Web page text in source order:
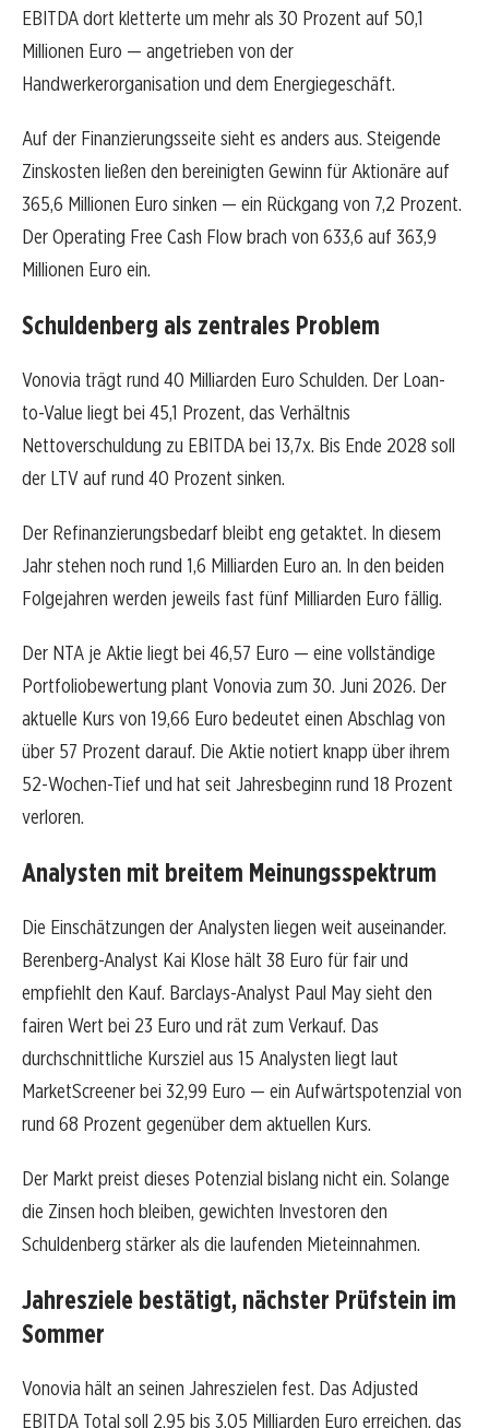
EBITDA dort kletterte um mehr als 30 Prozent auf 50,1
Millionen Euro — angetrieben von der
Handwerkerorganisation und dem Energiegeschäft.
Auf der Finanzierungsseite sieht es anders aus. Steigende
Zinskosten ließen den bereinigten Gewinn für Aktionäre auf
365,6 Millionen Euro sinken — ein Rückgang von 7,2 Prozent.
Der Operating Free Cash Flow brach von 633,6 auf 363,9
Millionen Euro ein.
Schuldenberg als zentrales Problem
Vonovia trägt rund 40 Milliarden Euro Schulden. Der Loan-
to-Value liegt bei 45,1 Prozent, das Verhältnis
Nettoverschuldung zu EBITDA bei 13,7x. Bis Ende 2028 soll
der LTV auf rund 40 Prozent sinken.
Der Refinanzierungsbedarf bleibt eng getaktet. In diesem
Jahr stehen noch rund 1,6 Milliarden Euro an. In den beiden
Folgejahren werden jeweils fast fünf Milliarden Euro fällig.
Der NTA je Aktie liegt bei 46,57 Euro — eine vollständige
Portfoliobewertung plant Vonovia zum 30. Juni 2026. Der
aktuelle Kurs von 19,66 Euro bedeutet einen Abschlag von
über 57 Prozent darauf. Die Aktie notiert knapp über ihrem
52-Wochen-Tief und hat seit Jahresbeginn rund 18 Prozent
verloren.
Analysten mit breitem Meinungsspektrum
Die Einschätzungen der Analysten liegen weit auseinander.
Berenberg-Analyst Kai Klose hält 38 Euro für fair und
empfiehlt den Kauf. Barclays-Analyst Paul May sieht den
fairen Wert bei 23 Euro und rät zum Verkauf. Das
durchschnittliche Kursziel aus 15 Analysten liegt laut
MarketScreener bei 32,99 Euro — ein Aufwärtspotenzial von
rund 68 Prozent gegenüber dem aktuellen Kurs.
Der Markt preist dieses Potenzial bislang nicht ein. Solange
die Zinsen hoch bleiben, gewichten Investoren den
Schuldenberg stärker als die laufenden Mieteinnahmen.
Jahresziele bestätigt, nächster Prüfstein im
Sommer
Vonovia hält an seinen Jahreszielen fest. Das Adjusted
EBITDA Total soll 2,95 bis 3,05 Milliarden Euro erreichen, das